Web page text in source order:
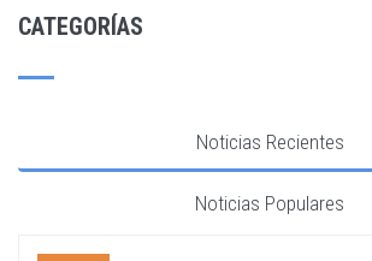
CATEGORÍAS
Noticias Recientes
Noticias Populares